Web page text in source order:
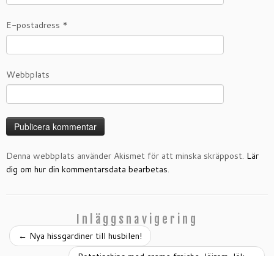
E-postadress *
Webbplats
Denna webbplats använder Akismet för att minska skräppost. Lär
dig om hur din kommentarsdata bearbetas.
Inläggsnavigering
← Nya hissgardiner till husbilen!